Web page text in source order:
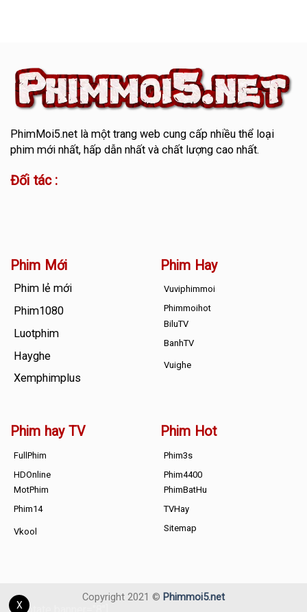
PhimMoi5.netlà một trang web cung cấp nhiều thể loại
phim mới nhất, hấp dẫn nhất và chất lượng cao nhất.
Đối tác :
Phim Mới
Phim lẻ mới
Phim1080
Luotphim
Hayghe
Xemphimplus
Phim Hay
Vuviphimmoi
Phimmoihot
BiluTV
BanhTV
Vuighe
Phim hay TV
FullPhim
HDOnline
MotPhim
Phim14
Vkool
Phim Hot
Phim3s
Phim4400
PhimBatHu
TVHay
Sitemap
X
Copyright 2021 © Phimmoi5.net